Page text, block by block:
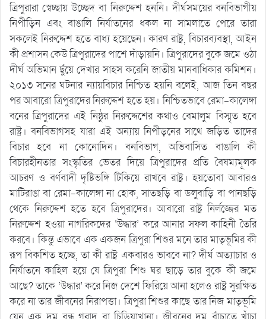
ত্রিপুরারা স্বেচ্ছায় উচ্ছেদ বা নিরুদ্দেশ হননি। দীর্ঘসময়ের বনবিভাগীয়
নিপীড়িন এবং বাঙালি নির্যাতনের ধকল না সামলাতে পেরে তারা
সকলেই নিরুদ্দেশ হতে বাধ্য হয়েছেন। কারণ রাষ্ট্র, বিচারব্যবস্থা, আইন
কী প্রশাসন কেউ ত্রিপুরাদের পাশে দাঁড়ায়নি। ত্রিপুরাদের বুকে জমে ওঠা
দীর্ঘ অভিমান ছুঁয়ে দেখার সাহস করেনি জাতীয় মানবাধিকার কমিশন।
২০১৩ সনের ঘটনার ন্যায়বিচার নিশ্চিত হয়নি বলেই, আজ তিন বছর
পর আবারো ত্রিপুরাদের নিরুদ্দেশ হতে হয়। নিশ্চিতভাবে রেমা-কালেঙ্গা
বনের ত্রিপুরাদের এই নিষ্ঠুর নিরুদ্দেশের কথাও বেমালুম বিস্মৃত হবে
রাষ্ট্র। বনবিভাগসহ যারা এই অন্যায় নিপীড়নের সাথে জড়িত তাদের
বিচার হবে না কোনোদিন। বনবিভাগ, অভিবাসিত বাঙালি কী
বিচারহীনতার সংস্কৃতির ভেতর দিয়ে ত্রিপুরাদের প্রতি বৈষম্যমূলক
আচরণ ও বর্ণবাদী দৃষ্টিভঙ্গি টিকিয়ে রাখবে রাষ্ট্র। হয়তোবা আবারও
মাটিরাঙা বা রেমা-কালেঙ্গা না হোক, সাতছড়ি বা ডলুবাড়ি বা পানছড়ি
থেকে নিরুদ্দেশ হতে হবে ত্রিপুরাদের। আবারো রাষ্ট্র নির্লজ্জের মত
নিরুদ্দেশ হওয়া নাগরিকদের ‘উদ্ধার’ করে আনার সফল কাহিনী তৈরি
করবে। কিন্তু এভাবে এক একজন ত্রিপুরা শিশুর মনে তার মাতৃভূমির কী
রূপ বিকশিত হচ্ছে, তা কী রাষ্ট্র একবারও ভাববে না? দীর্ঘ অত্যাচার ও
নির্যাতনে কাহিল হয়ে যে ত্রিপুরা শিশু ঘর ছাড়ে তার বুকে কী জমে
আছে? তাকে ‘উদ্ধার’ করে নিজ দেশে ফিরিয়ে আনা হলেও রাষ্ট্র সুরক্ষিত
করে না তার জীবনের নিরাপত্তা। ত্রিপুরা শিশুর কাছে তার নিজ মাতৃভূমি